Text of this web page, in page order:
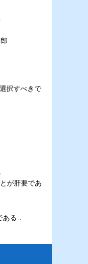
択すべきで
が肝要であ
る．